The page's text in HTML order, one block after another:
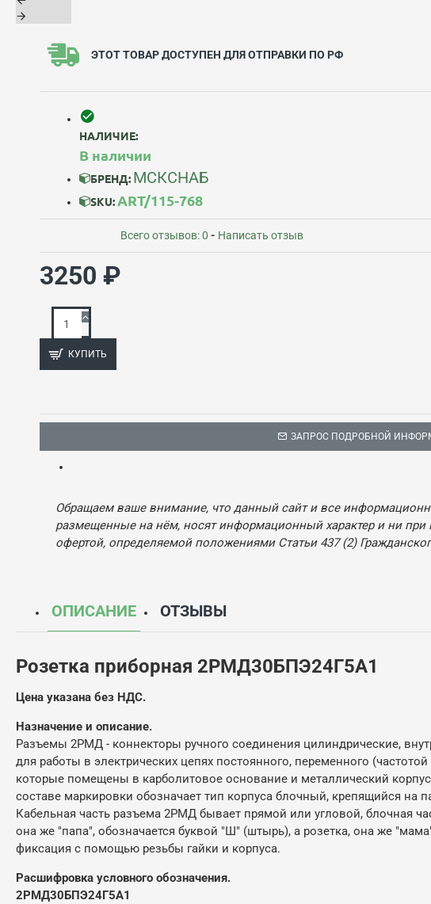
ЭТОТ ТОВАР ДОСТУПЕН ДЛЯ ОТПРАВКИ ПО РФ
НАЛИЧИЕ:
В наличии
БРЕНД: МСКСНАБ
SKU: ART/115-768
Всего отзывов: 0 - Написать отзыв
3250 ₽
КУПИТЬ
ЗАПРОС ПОДРОБНОЙ
Обращаем ваше внимание, что данный сайт и все
размещенные на нём, носят информационный характер и ни при
офертой, определяемой положениями Статьи 437 (2)
ОПИСАНИЕ ОТЗЫВЫ
Розетка приборная 2РМД30БПЭ24Г5А1
Цена указана без НДС.
Назначение и описание.
Разъемы 2РМД - коннекторы ручного соединения цилиндрические,
для работы в электрических цепях постоянного, переменного
которые помещены в карболитовое основание и металлический
составе маркировки обозначает тип корпуса блочный, крепящийся на
Кабельная часть разъема 2РМД бывает прямой или угловой, блочная
она же "папа", обозначается буквой "Ш" (штырь), а розетка, она же
фиксация с помощью резьбы гайки и корпуса.
Расшифровка условного обозначения.
2РМД30БПЭ24Г5А1